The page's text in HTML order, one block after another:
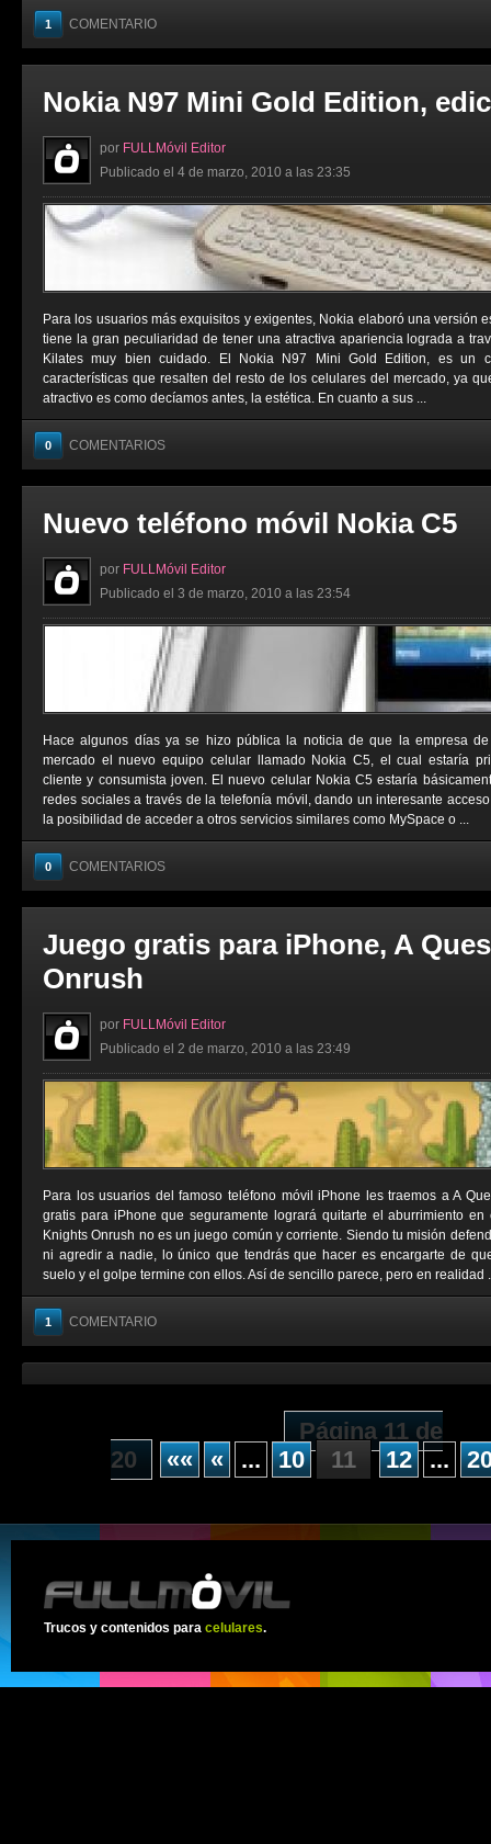
1 COMENTARIO
Nokia N97 Mini Gold Edition,
por FULLMóvil Editor
Publicado el 4 de marzo, 2010 a las 23:35
Para los usuarios más exquisitos y exigentes, Nokia elaboró una versión
tiene la gran peculiaridad de tener una atractiva apariencia lograda a
Kilates muy bien cuidado. El Nokia N97 Mini Gold Edition, es un
características que resalten del resto de los celulares del mercado, ya
atractivo es como decíamos antes, la estética. En cuanto a sus ...
0 COMENTARIOS
Nuevo teléfono móvil Nokia C5
por FULLMóvil Editor
Publicado el 3 de marzo, 2010 a las 23:54
Hace algunos días ya se hizo pública la noticia de que la empresa
mercado el nuevo equipo celular llamado Nokia C5, el cual estaría
cliente y consumista joven. El nuevo celular Nokia C5 estaría
redes sociales a través de la telefonía móvil, dando un interesante
la posibilidad de acceder a otros servicios similares como MySpace o ...
0 COMENTARIOS
Juego gratis para iPhone, A
Onrush
por FULLMóvil Editor
Publicado el 2 de marzo, 2010 a las 23:49
Para los usuarios del famoso teléfono móvil iPhone les traemos a A
gratis para iPhone que seguramente logrará quitarte el aburrimiento en
Knights Onrush no es un juego común y corriente. Siendo tu misión
ni agredir a nadie, lo único que tendrás que hacer es encargarte de
suelo y el golpe termine con ellos. Así de sencillo parece, pero en realidad
1 COMENTARIO
Página 11 de
20
«« « ... 10 11 12 ...
Trucos y contenidos para celulares.